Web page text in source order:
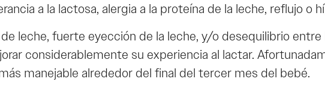
a la lactosa, alergia a la proteína de la leche, reflujo
leche, fuerte eyección de la leche, y/o desequilibrio entre
considerablemente su experiencia al lactar.
manejable alrededor del final del tercer mes del bebé.